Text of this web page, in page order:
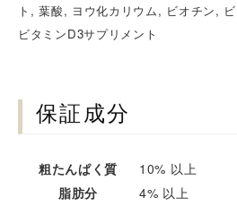
ト, 葉酸, ヨウ化カリウム, ビオチン,
ビタミンD3サプリメント
保証成分
粗たんぱく質
10% 以上
脂肪分
4% 以上